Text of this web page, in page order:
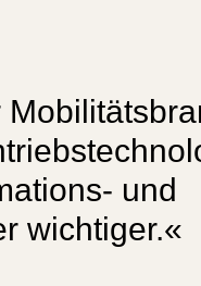
und
wichtiger.«